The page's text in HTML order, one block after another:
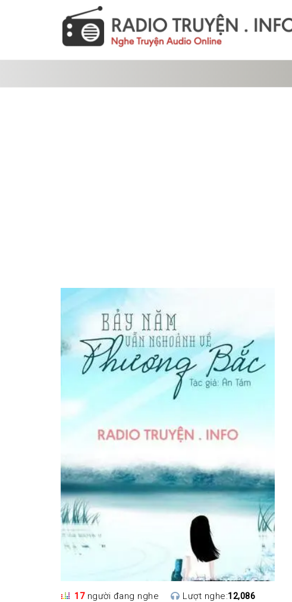
17người đang nghe Lượt nghe:12,086